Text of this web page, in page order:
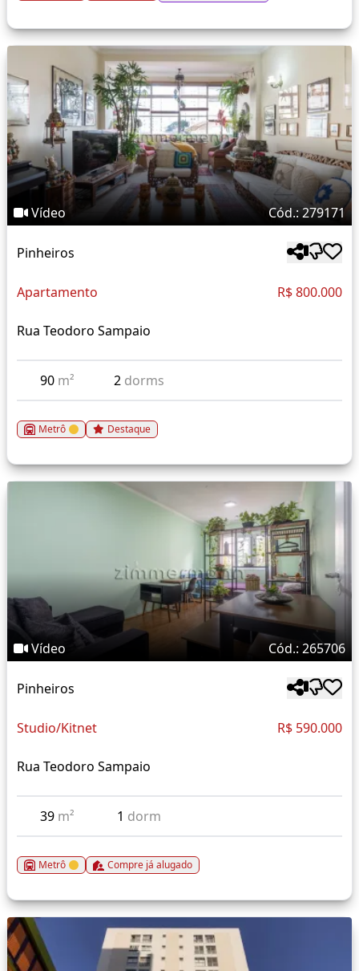
Vídeo Cód.: 279171
Pinheiros
Apartamento R$ 800.000
Rua Teodoro Sampaio
90 m² 2 dorms
Metrô Destaque
Vídeo Cód.: 265706
Pinheiros
Studio/Kitnet R$ 590.000
Rua Teodoro Sampaio
39 m² 1 dorm
Metrô Compre já alugado